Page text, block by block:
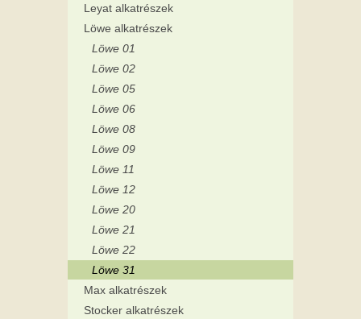
Leyat alkatrészek
Löwe alkatrészek
Löwe 01
Löwe 02
Löwe 05
Löwe 06
Löwe 08
Löwe 09
Löwe 11
Löwe 12
Löwe 20
Löwe 21
Löwe 22
Löwe 31
Max alkatrészek
Stocker alkatrészek